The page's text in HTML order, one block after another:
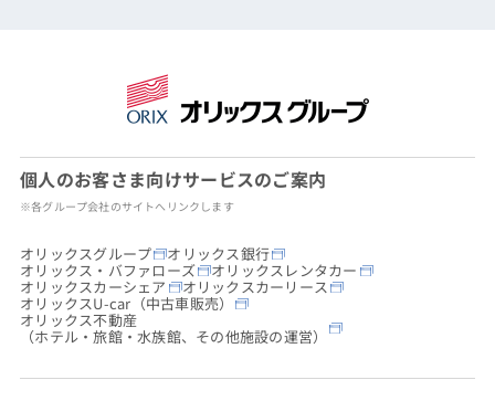
個人のお客さま向けサービスのご案内
※各グループ会社のサイトへリンクします
オリックスグループ オリックス銀行
オリックス・バファローズ オリックスレンタカー
オリックスカーシェア オリックスカーリース
オリックスU-car（中古車販売）
オリックス不動産
（ホテル・旅館・水族館、その他施設の運営）